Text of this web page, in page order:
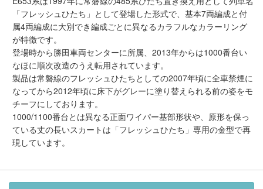
会員ランクについて
会社概要
レビューについて
「フレッシュひたち」として登場した形式で、基本7両編成と付
属4両編成に大別でき編成ごとに異なるカラフルなカラーリング
が特徴です。
登場時から勝田車両センターに所属、2013年からは1000番台い
なほに順次改造のうえ転用されています。
製品は常磐線のフレッシュひたちとしての2007年頃に全車禁煙に
なってから2012年頃に床下がグレーに塗り替えられる前の姿をモ
チーフにしております。
1000/1100番台とは異なる正面ワイパー基部形状や、原形を保っ
ている丈の長いスカートは「フレッシュひたち」専用の金型で再
現しています。